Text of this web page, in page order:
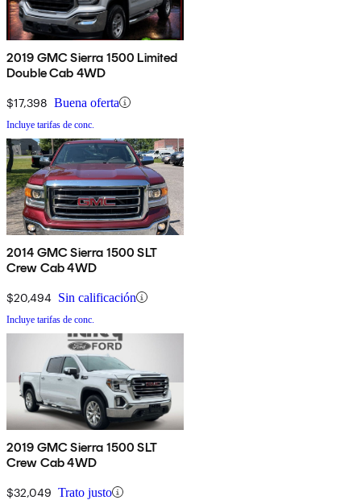
2019 GMC Sierra 1500 Limited
Double Cab 4WD
$17,398 Buena oferta
Incluye tarifas de conc.
2014 GMC Sierra 1500 SLT
Crew Cab 4WD
$20,494 Sin calificación
Incluye tarifas de conc.
2019 GMC Sierra 1500 SLT
Crew Cab 4WD
$32,049 Trato justo